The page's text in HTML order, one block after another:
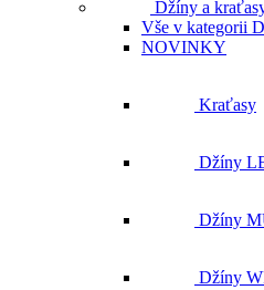
Džíny a
Vše v kategorii
NOVINKY
Kraťasy
Džíny
Džíny
Džíny